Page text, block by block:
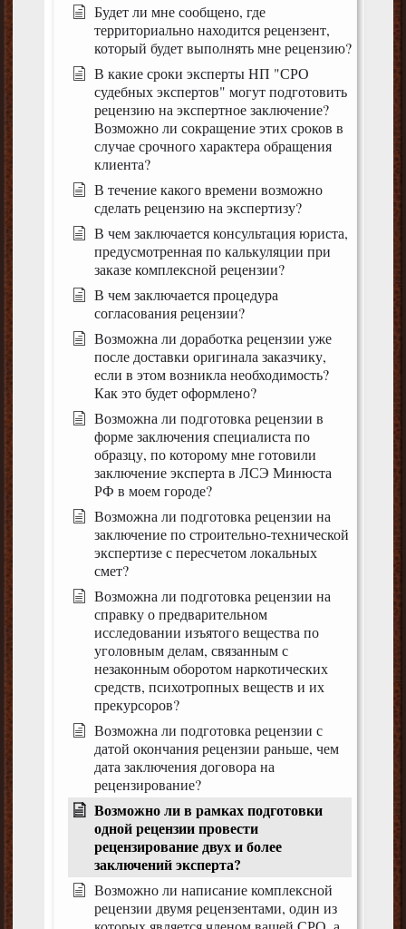
Будет ли мне сообщено, где
территориально находится рецензент,
который будет выполнять мне рецензию?
В какие сроки эксперты НП "СРО
судебных экспертов" могут подготовить
рецензию на экспертное заключение?
Возможно ли сокращение этих сроков в
случае срочного характера обращения
клиента?
В течение какого времени возможно
сделать рецензию на экспертизу?
В чем заключается консультация юриста,
предусмотренная по калькуляции при
заказе комплексной рецензии?
В чем заключается процедура
согласования рецензии?
Возможна ли доработка рецензии уже
после доставки оригинала заказчику,
если в этом возникла необходимость?
Как это будет оформлено?
Возможна ли подготовка рецензии в
форме заключения специалиста по
образцу, по которому мне готовили
заключение эксперта в ЛСЭ Минюста
РФ в моем городе?
Возможна ли подготовка рецензии на
заключение по строительно-технической
экспертизе с пересчетом локальных
смет?
Возможна ли подготовка рецензии на
справку о предварительном
исследовании изъятого вещества по
уголовным делам, связанным с
незаконным оборотом наркотических
средств, психотропных веществ и их
прекурсоров?
Возможна ли подготовка рецензии с
датой окончания рецензии раньше, чем
дата заключения договора на
рецензирование?
Возможно ли в рамках подготовки
одной рецензии провести
рецензирование двух и более
заключений эксперта?
Возможно ли написание комплексной
рецензии двумя рецензентами, один из